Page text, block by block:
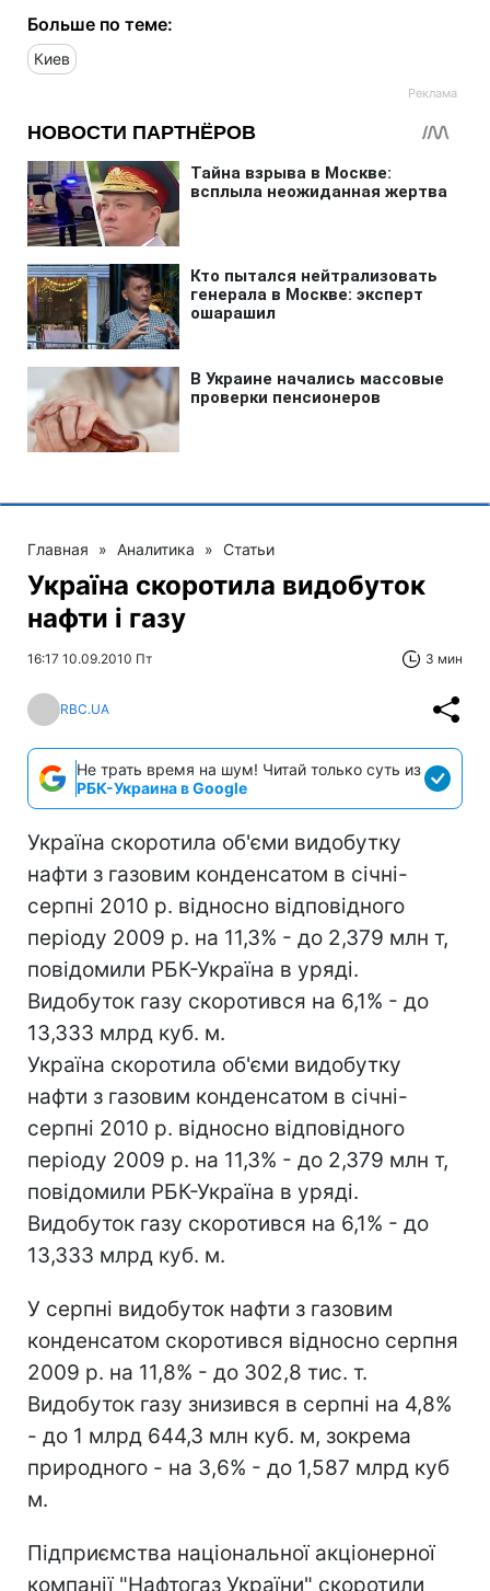
Больше по теме:
Киев
Главная » Аналитика » Статьи
Україна скоротила видобуток
нафти і газу
16:17 10.09.2010 Пт 3 мин
RBC.UA
Не трать время на шум! Читай только суть из
РБК-Украина в Google
Україна скоротила об'єми видобутку
нафти з газовим конденсатом в січні-
серпні 2010 р. відносно відповідного
періоду 2009 р. на 11,3% - до 2,379 млн т,
повідомили РБК-Україна в уряді.
Видобуток газу скоротився на 6,1% - до
13,333 млрд куб. м.
Україна скоротила об'єми видобутку
нафти з газовим конденсатом в січні-
серпні 2010 р. відносно відповідного
періоду 2009 р. на 11,3% - до 2,379 млн т,
повідомили РБК-Україна в уряді.
Видобуток газу скоротився на 6,1% - до
13,333 млрд куб. м.
У серпні видобуток нафти з газовим
конденсатом скоротився відносно серпня
2009 р. на 11,8% - до 302,8 тис. т.
Видобуток газу знизився в серпні на 4,8%
- до 1 млрд 644,3 млн куб. м, зокрема
природного - на 3,6% - до 1,587 млрд куб
м.
Підприємства національної акціонерної
компанії "Нафтогаз України" скоротили